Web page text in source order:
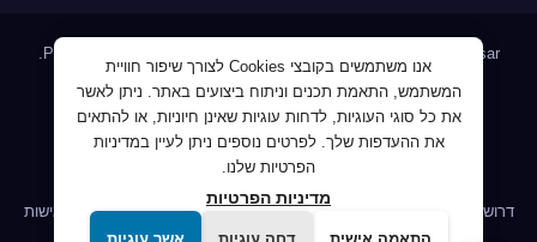
Proudly powered by WordPress Themeansar
HomeAllJobs – אלפי מעסיקים ומועמדים Blog
JobMaster דרושים ומחפשי עבודה Jobnet אתר מודעות הדרושים
אודותג'וב קרוב – לעבוד קרוב לבית
דרושים IL לשעבר פורטל דרושים הומלס דרושים, חיפוש עבודההצהרת נגישות
אנו משתמשים בקובצי Cookies לצורך שיפור חוויית
המשתמש, התאמת תכנים וניתוח ביצועים באתר. ניתן לאשר
את כל סוגי העוגיות, לדחות עוגיות שאינן חיוניות, או להתאים
את ההעדפות שלך. לפרטים נוספים ניתן לעיין במדיניות
הפרטיות שלנו.
מדיניות הפרטיות